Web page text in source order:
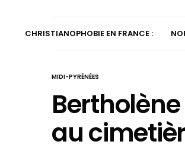
CHRISTIANOPHOBIE EN FRANCE :
MIDI-PYRÉNÉES
au